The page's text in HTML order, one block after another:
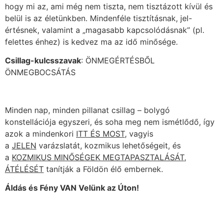
hogy mi az, ami még nem tiszta, nem tisztázott kívül és
belül is az életünkben. Mindenféle tisztításnak, jel-
értésnek, valamint a „magasabb kapcsolódásnak” (pl.
felettes énhez) is kedvez ma az idő minősége.
Csillag-kulcsszavak: ÖNMEGÉRTÉSBŐL
ÖNMEGBOCSÁTÁS
Minden nap, minden pillanat csillag – bolygó
konstellációja egyszeri, és soha meg nem ismétlődő, így
azok a mindenkori ITT ÉS MOST, vagyis
a JELEN varázslatát, kozmikus lehetőségeit, és
a KOZMIKUS MINŐSÉGEK MEGTAPASZTALÁSÁT,
ÁTÉLÉSÉT tanítják a Földön élő embernek.
Áldás és Fény VAN Velünk az Úton!